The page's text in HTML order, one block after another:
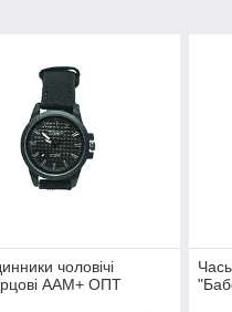
чоловічі
AAM+ ОПТ